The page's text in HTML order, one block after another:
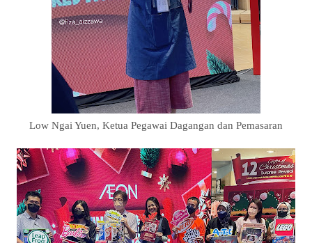
Low Ngai Yuen, Ketua Pegawai Dagangan dan Pemasaran